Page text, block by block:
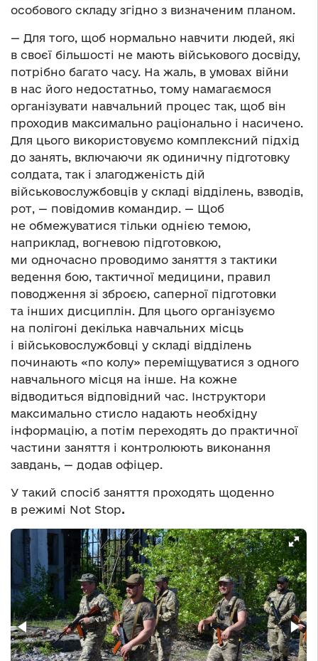
особового складу згідно з визначеним планом.
— Для того, щоб нормально навчити людей, які
в своєї більшості не мають військового досвіду,
потрібно багато часу. На жаль, в умовах війни
в нас його недостатньо, тому намагаємося
організувати навчальний процес так, щоб він
проходив максимально раціонально і насичено.
Для цього використовуємо комплексний підхід
до занять, включаючи як одиничну підготовку
солдата, так і злагодженість дій
військовослужбовців у складі відділень, взводів,
рот, — повідомив командир. — Щоб
не обмежуватися тільки однією темою,
наприклад, вогневою підготовкою,
ми одночасно проводимо заняття з тактики
ведення бою, тактичної медицини, правил
поводження зі зброєю, саперної підготовки
та інших дисциплін. Для цього організуємо
на полігоні декілька навчальних місць
і військовослужбовці у складі відділень
починають «по колу» переміщуватися з одного
навчального місця на інше. На кожне
відводиться відповідний час. Інструктори
максимально стисло надають необхідну
інформацію, а потім переходять до практичної
частини заняття і контролюють виконання
завдань, — додав офіцер.
У такий спосіб заняття проходять щоденно
в режимі Not Stop.